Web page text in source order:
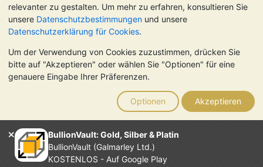
relevanter zu gestalten. Um mehr zu erfahren, konsultieren Sie
unsere Datenschutzbestimmungen und unsere
Datenschutzerklärung für Cookies.
Um der Verwendung von Cookies zuzustimmen, drücken Sie
bitte auf "Akzeptieren" oder wählen Sie "Optionen" für eine
genauere Eingabe Ihrer Präferenzen.
Optionen Akzeptieren
BullionVault: Gold, Silber & Platin
BullionVault (Galmarley Ltd.)
KOSTENLOS - Auf Google Play
TrustScore 4.8 | 725 Bewertungen
BITTE BEACHTEN SIE: Der Wert von Edelmetallen kann sowohl
steigen als auch fallen. Historische Trends sind keine Garantie
für zukünftige Preisentwicklungen. Nichts auf den Webseiten
von BullionVault oder in der Kommunikation stellt eine
Anlageberatung dar. Sie sollten sich von einem Fachmann
beraten lassen, um zu sehen, ob der Besitz von Edelmetallen
das Richtige für Sie ist.
Galmarley Ltd. (Handelsname BullionVault) ist registriert in
England und Wales unter der Steuernummer 4943684